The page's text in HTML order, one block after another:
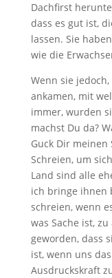
Dachfirst
dass es gut ist,
lassen. Sie
wie die
Wenn sie
ankamen, mit
immer, wurden
machst Du da?
Guck Dir meinen
Schreien, um
Land sind alle
ich bringe ihnen
schreien, wenn
was Sache ist,
geworden, dass
ist, wenn uns
Ausdruckskraft